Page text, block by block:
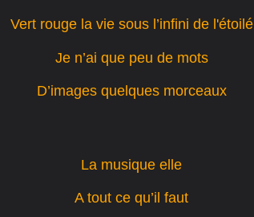
Vert rouge la vie sous l’infini de l'étoilé
Je n’ai que peu de mots
D’images quelques morceaux
La musique elle
A tout ce qu’il faut